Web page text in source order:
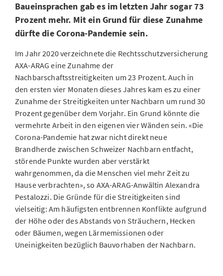
Baueinsprachen gab es im letzten Jahr sogar 73
Prozent mehr. Mit ein Grund für diese Zunahme
dürfte die Corona-Pandemie sein.
Im Jahr 2020 verzeichnete die Rechtsschutzversicherung
AXA-ARAG eine Zunahme der
Nachbarschaftsstreitigkeiten um 23 Prozent. Auch in
den ersten vier Monaten dieses Jahres kam es zu einer
Zunahme der Streitigkeiten unter Nachbarn um rund 30
Prozent gegenüber dem Vorjahr. Ein Grund könnte die
vermehrte Arbeit in den eigenen vier Wänden sein. «Die
Corona-Pandemie hat zwar nicht direkt neue
Brandherde zwischen Schweizer Nachbarn entfacht,
störende Punkte wurden aber verstärkt
wahrgenommen, da die Menschen viel mehr Zeit zu
Hause verbrachten», so AXA-ARAG-Anwältin Alexandra
Pestalozzi. Die Gründe für die Streitigkeiten sind
vielseitig: Am häufigsten entbrennen Konflikte aufgrund
der Höhe oder des Abstands von Sträuchern, Hecken
oder Bäumen, wegen Lärmemissionen oder
Uneinigkeiten bezüglich Bauvorhaben der Nachbarn.